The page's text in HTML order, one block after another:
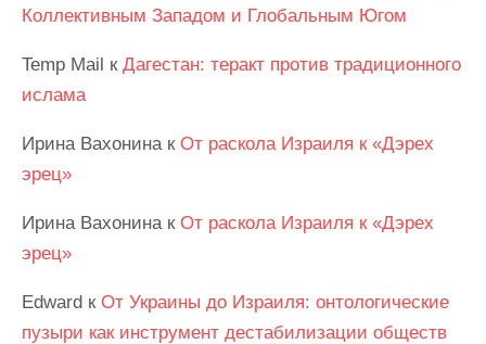
Коллективным Западом и Глобальным Югом
Temp Mail к Дагестан: теракт против традиционного
ислама
Ирина Вахонинак От раскола Израиля к «Дэрех
эрец»
Ирина Вахонинак От раскола Израиля к «Дэрех
эрец»
Edward к От Украины до Израиля: онтологические
пузыри как инструмент дестабилизации обществ